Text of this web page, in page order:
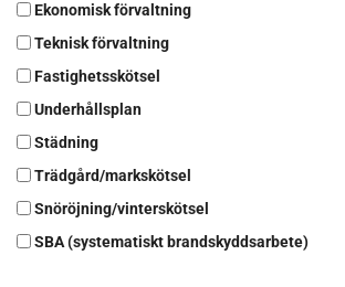
Ekonomisk förvaltning
Teknisk förvaltning
Fastighetsskötsel
Underhållsplan
Städning
Trädgård/markskötsel
Snöröjning/vinterskötsel
SBA (systematiskt brandskyddsarbete)